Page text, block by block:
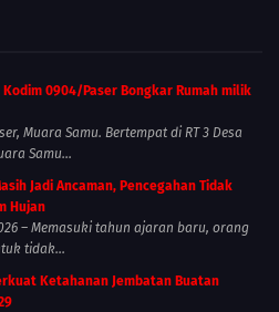
Kodim 0904/Paser Bongkar Rumah milik
Muara Samu. Bertempat di RT 3 Desa
Samu...
Jadi Ancaman, Pencegahan Tidak
Hujan
– Memasuki tahun ajaran baru, orang
tidak...
Ketahanan Jembatan Buatan